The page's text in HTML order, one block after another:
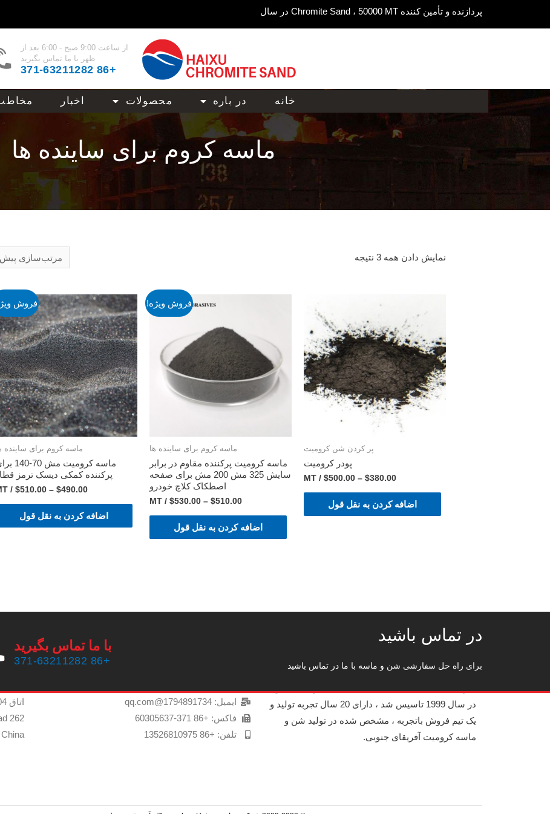
پردازنده و تأمین کننده Chromite Sand ، 50000 MT در سال
از ساعت 9:00 صبح - 6:00 بعد از
ظهر با ما تماس بگیرید
+86 371-63211282
خانه در باره محصولات اخبار
ماسه کروم برای ساینده ها
نمایش دادن همه 3 نتیجه
پر کردن شن کرومیت
پودر کرومیت
$380.00
–
$500.00
/ MT
اضافه کردن به نقل قول
فروش ویژه!
ماسه کروم برای ساینده ها
ماسه کرومیت پرکننده مقاوم در برابر
سایش 325 مش 200 مش برای صفحه
اصطکاک کلاچ خودرو
$510.00
–
$530.00
/ MT
اضافه کردن به نقل قول
فروش
ماسه کروم برای ساینده
ماسه کرومیت مش
پرکننده کمکی دیسک ترمز
$490.00
–
$510.00
/ MT
اضافه کردن به نقل قول
در تماس باشید
برای راه حل سفارشی شن و ماسه با ما در تماس باشید
با ما تماس بگیرید
+86 371-63211282
در سال 1999 تاسیس شد ، دارای 20 سال تجربه تولید و
یک تیم فروش باتجربه ، مشخص شده در تولید شن و
ماسه کرومیت آفریقای جنوبی.
ایمیل: 1794891734@qq.com
فاکس: +86 371-60305637
تلفن: +86 13526810975
پیدا